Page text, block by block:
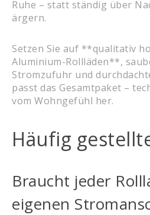
Ruhe – statt ständig über
ärgern.
Setzen Sie auf **qualitativ
Aluminium-Rollläden**,
Stromzufuhr und
passt das Gesamtpaket –
vom Wohngefühl her.
Häufig
Braucht jeder
eigenen